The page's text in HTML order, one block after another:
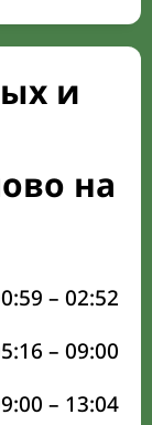
и
на
– 02:52
– 09:00
– 13:04